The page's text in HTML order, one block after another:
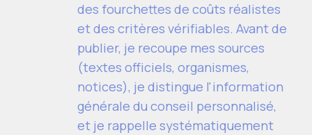
des fourchettes de coûts réalistes
et des critères vérifiables. Avant de
publier, je recoupe mes sources
(textes officiels, organismes,
notices), je distingue l'information
générale du conseil personnalisé,
et je rappelle systématiquement